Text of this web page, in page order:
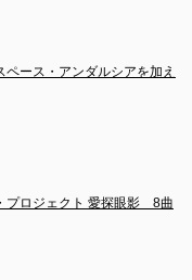
ペース・アンダルシアを加え
プロジェクト 愛探眼影　8曲